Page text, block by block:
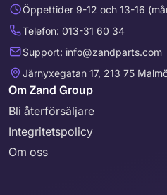
Öppettider 9-12 och 13-16
Telefon: 013-31 60 34
Support: info@zandparts.com
Järnyxegatan 17, 213 75
Om Zand Group
Bli återförsäljare
Integritetspolicy
Om oss